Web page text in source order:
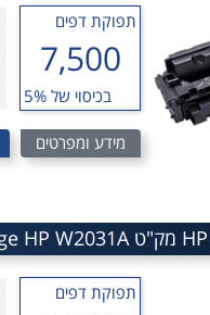
תפוקת דפים
7,500
בכיסוי של 5%
מידע ומפרטים
תפוקת דפים